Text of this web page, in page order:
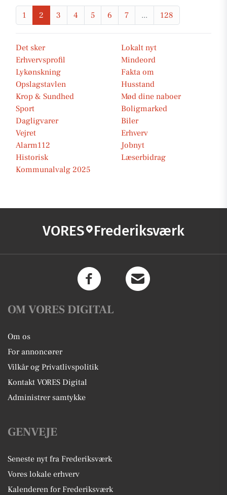
1 2 3 4 5 6 7 ... 128
Det sker
Lokalt nyt
Erhvervsprofil
Mindeord
Lykønskning
Fakta om
Opslagstavlen
Husstand
Krop & Sundhed
Mød dine naboer
Sport
Boligmarked
Dagligvarer
Biler
Vejret
Erhverv
Alarm112
Jobnyt
Historisk
Læserbidrag
Kommunalvalg 2025
VORES Frederiksværk
OM VORES DIGITAL
Om os
For annoncører
Vilkår og Privatlivspolitik
Kontakt VORES Digital
Administrer samtykke
GENVEJE
Seneste nyt fra Frederiksværk
Vores lokale erhverv
Kalenderen for Frederiksværk